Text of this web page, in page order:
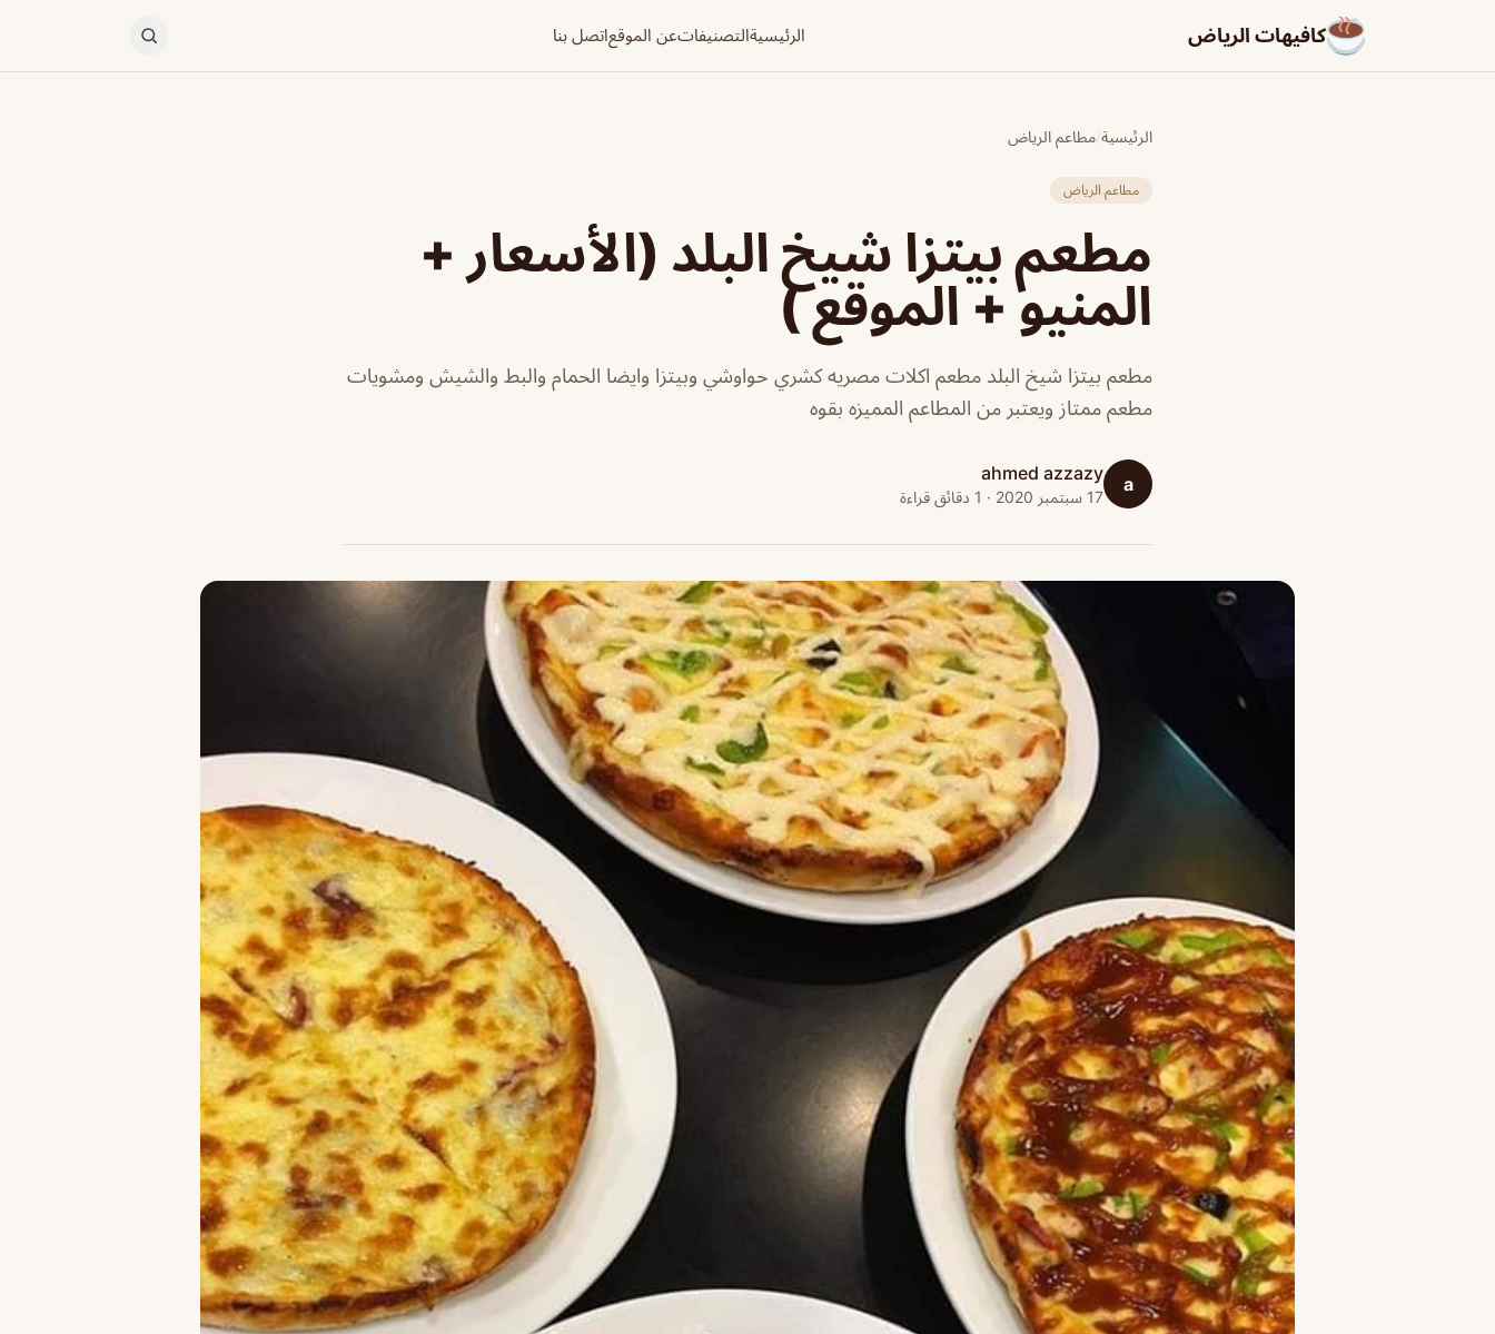
كافيهات الرياض الرئيسيةالتصنيفاتعن الموقعاتصل بنا
الرئيسية/مطاعم الرياض
مطاعم الرياض
مطعم بيتزا شيخ البلد (الأسعار +
المنيو + الموقع )
مطعم بيتزا شيخ البلد مطعم اكلات مصريه كشري حواوشي وبيتزا وايضا الحمام والبط والشيش ومشويات
مطعم ممتاز ويعتبر من المطاعم المميزه بقوه
a
ahmed azzazy
17 سبتمبر 2020 · 1 دقائق قراءة